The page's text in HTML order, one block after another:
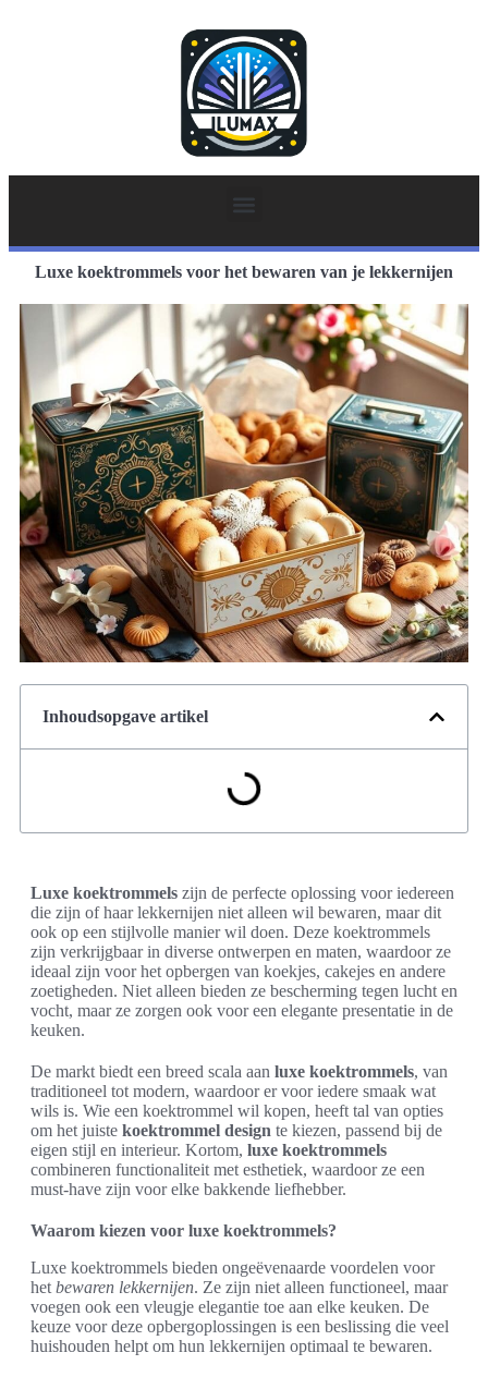
Luxe koektrommels voor het bewaren van je lekkernijen
Inhoudsopgave artikel
Luxe koektrommels zijn de perfecte oplossing voor iedereen
die zijn of haar lekkernijen niet alleen wil bewaren, maar dit
ook op een stijlvolle manier wil doen. Deze koektrommels
zijn verkrijgbaar in diverse ontwerpen en maten, waardoor ze
ideaal zijn voor het opbergen van koekjes, cakejes en andere
zoetigheden. Niet alleen bieden ze bescherming tegen lucht en
vocht, maar ze zorgen ook voor een elegante presentatie in de
keuken.
De markt biedt een breed scala aan luxe koektrommels, van
traditioneel tot modern, waardoor er voor iedere smaak wat
wils is. Wie een koektrommel wil kopen, heeft tal van opties
om het juiste koektrommel design te kiezen, passend bij de
eigen stijl en interieur. Kortom, luxe koektrommels
combineren functionaliteit met esthetiek, waardoor ze een
must-have zijn voor elke bakkende liefhebber.
Waarom kiezen voor luxe koektrommels?
Luxe koektrommels bieden ongeëvenaarde voordelen voor
het bewaren lekkernijen. Ze zijn niet alleen functioneel, maar
voegen ook een vleugje elegantie toe aan elke keuken. De
keuze voor deze opbergoplossingen is een beslissing die veel
huishouden helpt om hun lekkernijen optimaal te bewaren.